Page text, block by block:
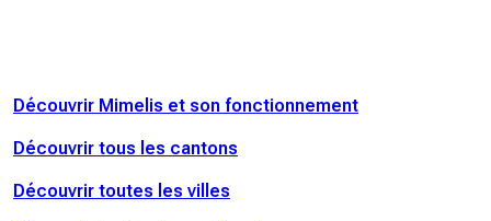
Découvrir Mimelis et son fonctionnement
Découvrir tous les cantons
Découvrir toutes les villes